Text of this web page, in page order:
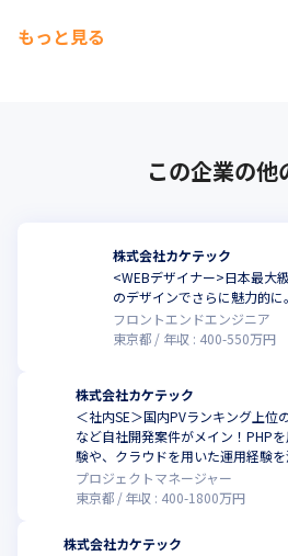
もっと見る
この企業の他
株式会社カケテック
<WEBデザイナー>日本最大
のデザインでさらに魅力的に。
フロントエンドエンジニア
東京都
年収 : 400-550万円
株式会社カケテック
＜社内SE＞国内PVランキング上位
など自社開発案件がメイン！PHP
験や、クラウドを用いた運用経験
プロジェクトマネージャー
東京都
年収 : 400-1800万円
株式会社カケテック